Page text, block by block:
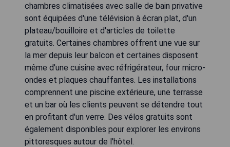
chambres climatisées avec salle de bain privative
sont équipées d'une télévision à écran plat, d'un
plateau/bouilloire et d'articles de toilette
gratuits. Certaines chambres offrent une vue sur
la mer depuis leur balcon et certaines disposent
même d'une cuisine avec réfrigérateur, four micro-
ondes et plaques chauffantes. Les installations
comprennent une piscine extérieure, une terrasse
et un bar où les clients peuvent se détendre tout
en profitant d'un verre. Des vélos gratuits sont
également disponibles pour explorer les environs
pittoresques autour de l'hôtel.